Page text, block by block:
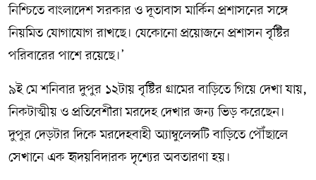
নিশ্চিতে বাংলাদেশ সরকার ও দূতাবাস মার্কিন প্রশাসনের সঙ্গে
নিয়মিত যোগাযোগ রাখছে। যেকোনো প্রয়োজনে প্রশাসন বৃষ্টির
পরিবারের পাশে রয়েছে।’
৯ই মে শনিবার দুপুর ১২টায় বৃষ্টির গ্রামের বাড়িতে গিয়ে দেখা যায়,
নিকটাত্মীয় ও প্রতিবেশীরা মরদেহ দেখার জন্য ভিড় করেছেন।
দুপুর দেড়টার দিকে মরদেহবাহী অ্যাম্বুলেন্সটি বাড়িতে পৌঁছালে
সেখানে এক হৃদয়বিদারক দৃশ্যের অবতারণা হয়।